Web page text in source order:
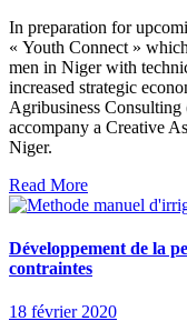
In preparation for
« Youth Connect »
men in Niger with
increased strategic
Agribusiness
accompany a Creative
Niger.
Read More
Développement de la
contraintes
18 février 2020